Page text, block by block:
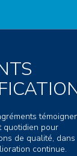
quotidien pour
de qualité, dans
continue.